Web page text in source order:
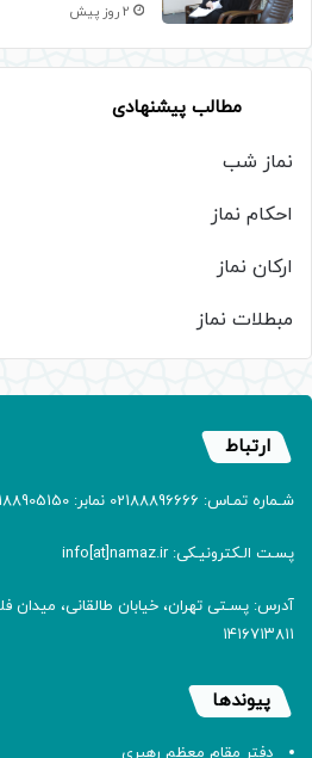
2 روز پیش
مطالب پیشنهادی
نماز شب
احکام نماز
ارکان نماز
مبطلات نماز
ارتباط
شـماره تمـاس: 02188896666 نمابر: 02188905150
پسـت الـکترونیـکی: info[at]namaz.ir
۱۴۱۶۷۱۳۸۱۱
پیوندها
دفتر مقام معظم رهبری